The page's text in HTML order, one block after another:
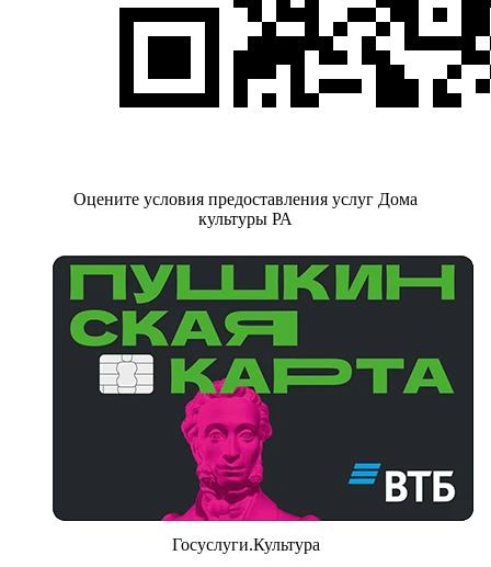
Оцените условия предоставления услуг Дома
культуры РА
Госуслуги.Культура